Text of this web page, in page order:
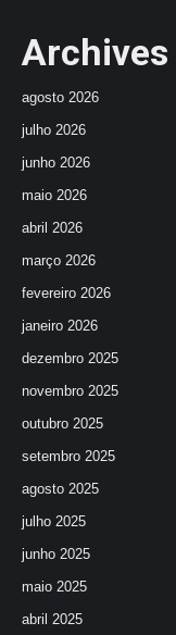
Archives
agosto 2026
julho 2026
junho 2026
maio 2026
abril 2026
março 2026
fevereiro 2026
janeiro 2026
dezembro 2025
novembro 2025
outubro 2025
setembro 2025
agosto 2025
julho 2025
junho 2025
maio 2025
abril 2025